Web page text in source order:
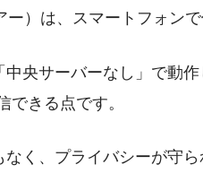
ー）は、スマートフォン
中央サーバーなし」で動
できる点です。
なく、プライバシーが守ら